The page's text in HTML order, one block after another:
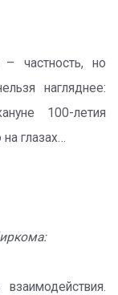
частность, но
нагляднее:
100-летия
глазах…